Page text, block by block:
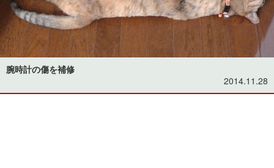
腕時計の傷を補修
2014.11.28